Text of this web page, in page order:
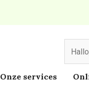
Onze services